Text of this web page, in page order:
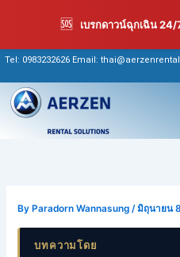
🆘 เบรกดาวน์ฉุกเฉิน 24/
content
Tel: 0983232626 Email:
By Paradorn Wannasung/มิถุนายน
บทความโดย